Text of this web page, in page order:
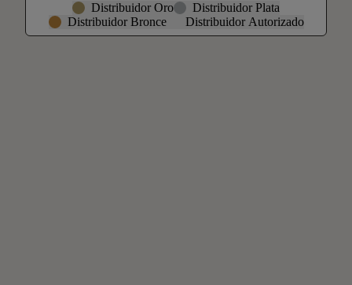
Distribuidor Oro
Distribuidor Plata
Distribuidor Bronce
Distribuidor Autorizado